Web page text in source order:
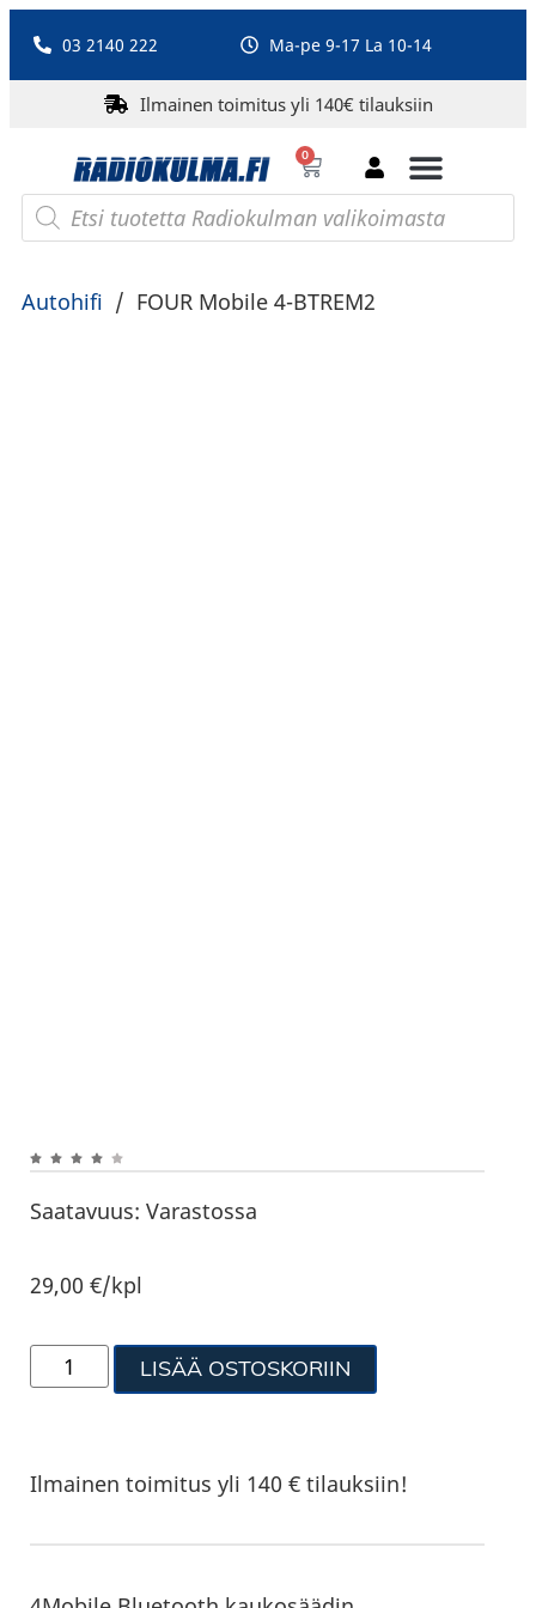
03 2140 222 Ma-pe 9-17 La 10-14
Ilmainen toimitus yli 140€ tilauksiin
0
Autohifi / FOUR Mobile 4-BTREM2
Saatavuus: Varastossa
29,00€/kpl
LISÄÄ OSTOSKORIIN
Ilmainen toimitus yli 140 € tilauksiin!